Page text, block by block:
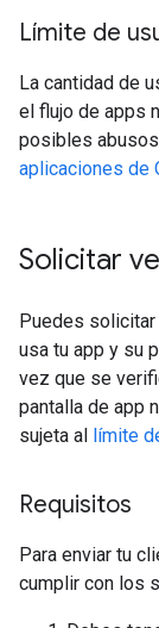
Límite de
La cantidad de
el flujo de apps
posibles
aplicaciones de
Solicitar
Puedes
usa tu app y su
vez que se
pantalla de app
sujeta al límite
Requisitos
Para enviar tu
cumplir con los